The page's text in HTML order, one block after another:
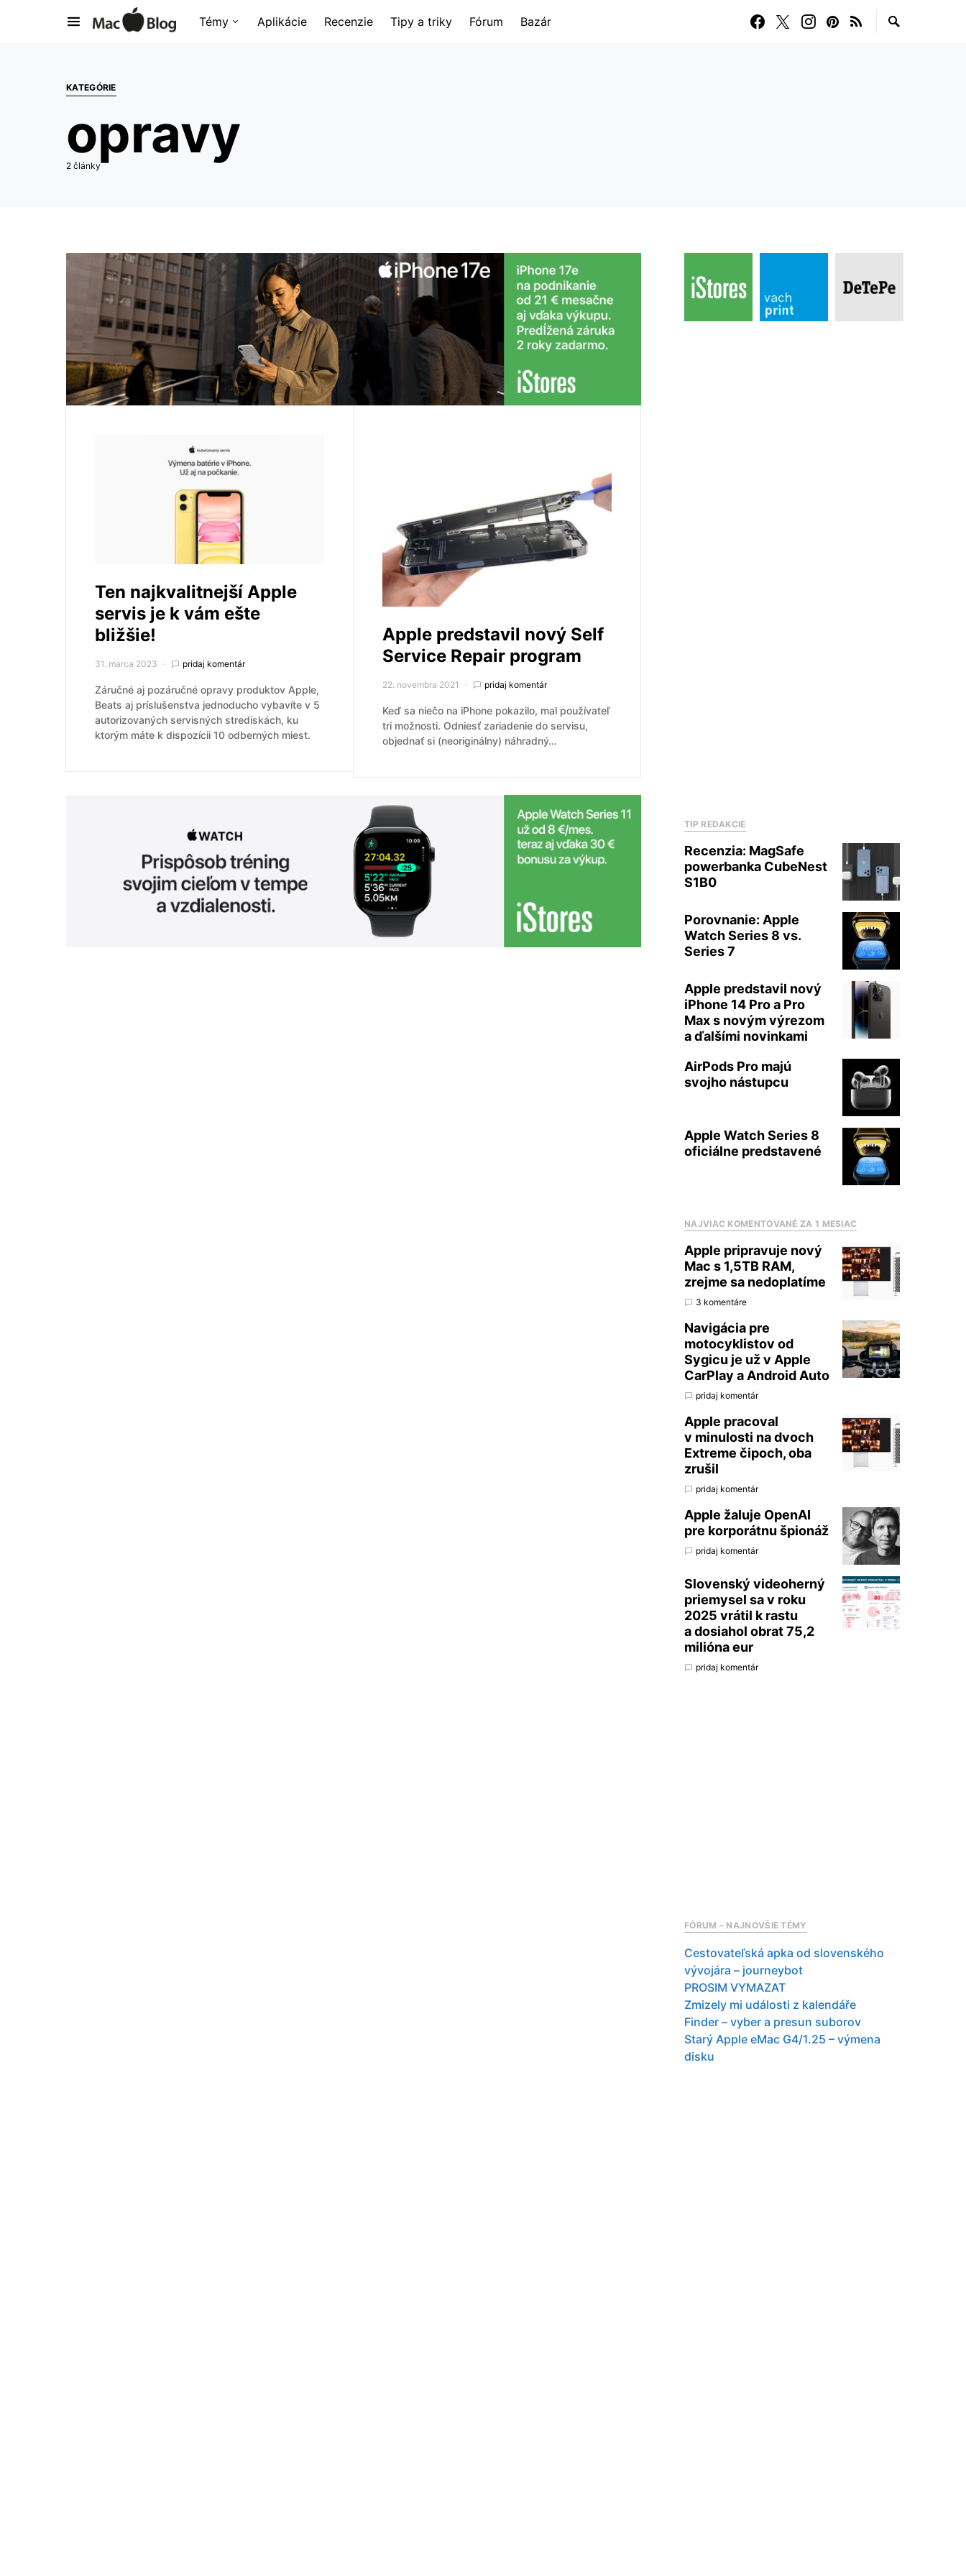
Témy Aplikácie Recenzie Tipy a triky Fórum Bazár
KATEGÓRIE
opravy
2 články
Ten najkvalitnejší Apple
servis je k vám ešte
bližšie!
31. marca 2023 pridaj komentár
Záručné aj pozáručné opravy produktov Apple,
Beats aj príslušenstva jednoducho vybavíte v 5
autorizovaných servisných strediskách, ku
ktorým máte k dispozícii 10 odberných miest.
Apple predstavil nový Self
Service Repair program
22. novembra 2021 pridaj komentár
Keď sa niečo na iPhone pokazilo, mal používateľ
tri možnosti. Odniesť zariadenie do servisu,
objednať si (neoriginálny) náhradný…
TIP REDAKCIE
Recenzia: MagSafe
powerbanka CubeNest
S1B0
Porovnanie: Apple
Watch Series 8 vs.
Series 7
Apple predstavil nový
iPhone 14 Pro a Pro
Max s novým výrezom
a ďalšími novinkami
AirPods Pro majú
svojho nástupcu
Apple Watch Series 8
oficiálne predstavené
NAJVIAC KOMENTOVANÉ ZA 1 MESIAC
Apple pripravuje nový
Mac s 1,5TB RAM,
zrejme sa nedoplatíme
3 komentáre
Navigácia pre
motocyklistov od
Sygicu je už v Apple
CarPlay a Android Auto
pridaj komentár
Apple pracoval
v minulosti na dvoch
Extreme čipoch, oba
zrušil
pridaj komentár
Apple žaluje OpenAI
pre korporátnu špionáž
pridaj komentár
Slovenský videoherný
priemysel sa v roku
2025 vrátil k rastu
a dosiahol obrat 75,2
milióna eur
pridaj komentár
FÓRUM – NAJNOVŠIE TÉMY
Cestovateľská apka od slovenského
vývojára – journeybot
PROSIM VYMAZAT
Zmizely mi události z kalendáře
Finder – vyber a presun suborov
Starý Apple eMac G4/1.25 – výmena
disku